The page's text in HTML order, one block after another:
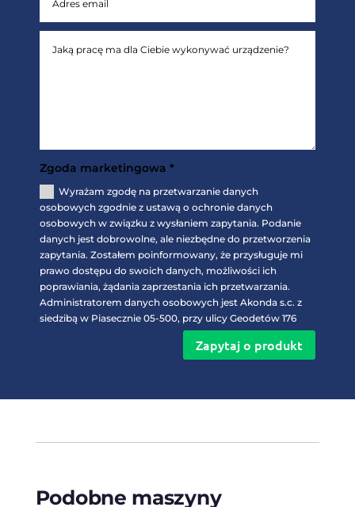
Zgoda marketingowa *
Wyrażam zgodę na przetwarzanie danych
osobowych zgodnie z ustawą o ochronie danych
osobowych w związku z wysłaniem zapytania. Podanie
danych jest dobrowolne, ale niezbędne do przetworzenia
zapytania. Zostałem poinformowany, że przysługuje mi
prawo dostępu do swoich danych, możliwości ich
poprawiania, żądania zaprzestania ich przetwarzania.
Administratorem danych osobowych jest Akonda s.c. z
siedzibą w Piasecznie 05-500, przy ulicy Geodetów 176
Zapytaj o produkt
Podobne maszyny